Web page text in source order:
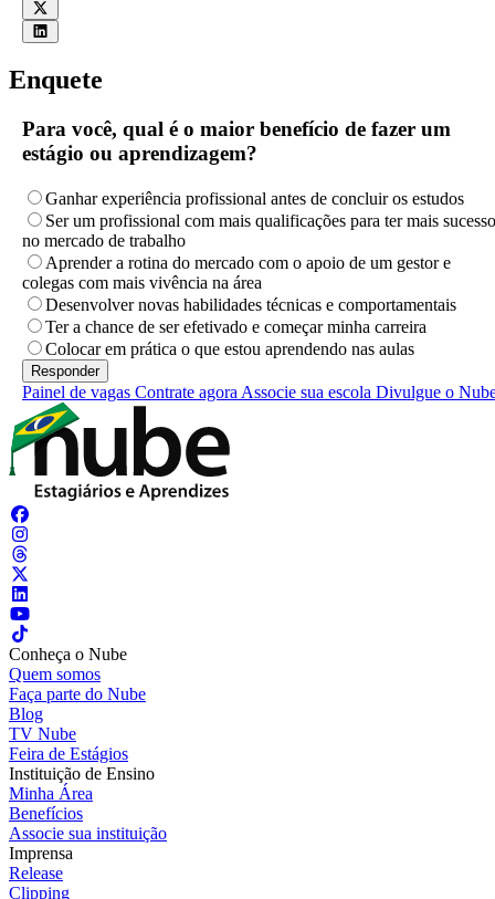
Enquete
Para você, qual é o maior benefício de fazer um
estágio ou aprendizagem?
Ganhar experiência profissional antes de concluir os estudos
Ser um profissional com mais qualificações para ter mais sucesso
no mercado de trabalho
Aprender a rotina do mercado com o apoio de um gestor e
colegas com mais vivência na área
Desenvolver novas habilidades técnicas e comportamentais
Ter a chance de ser efetivado e começar minha carreira
Colocar em prática o que estou aprendendo nas aulas
Painel de vagas Contrate agora Associe sua escola Divulgue o
Conheça o Nube
Quem somos
Faça parte do Nube
Blog
TV Nube
Feira de Estágios
Instituição de Ensino
Minha Área
Benefícios
Associe sua instituição
Imprensa
Release
Clipping